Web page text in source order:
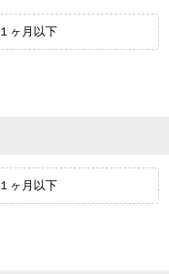
１ヶ月以下
１ヶ月以下